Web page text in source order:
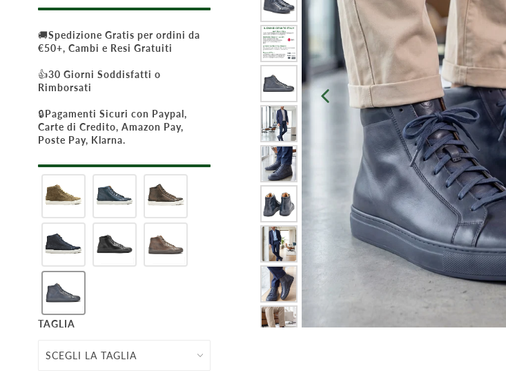
🚚Spedizione Gratis per ordini da
€50+, Cambi e Resi Gratuiti
👍30 Giorni Soddisfatti o
Rimborsati
🔒Pagamenti Sicuri con Paypal,
Carte di Credito, Amazon Pay,
Poste Pay, Klarna.
TAGLIA